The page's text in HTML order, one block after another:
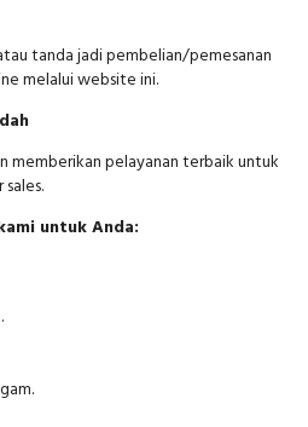
tanda jadi pembelian/pemesanan
melalui website ini.
memberikan pelayanan terbaik untuk
untuk Anda: